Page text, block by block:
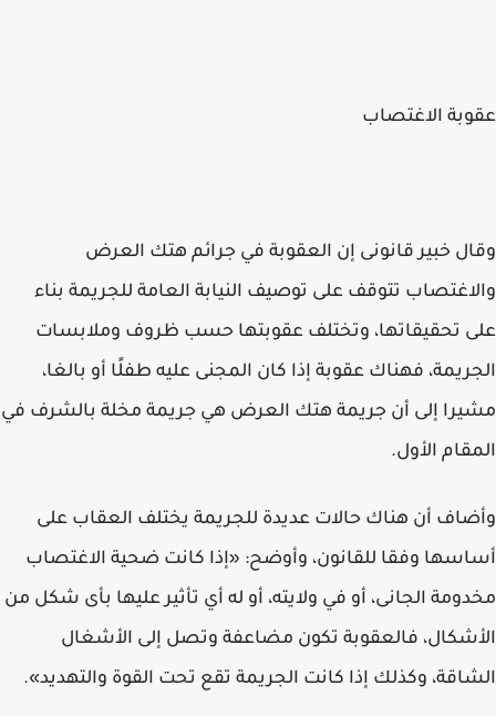
عقوبة الاغتصاب
وقال خبير قانونى إن العقوبة في جرائم هتك العرض
والاغتصاب تتوقف على توصيف النيابة العامة للجريمة بناء
على تحقيقاتها، وتختلف عقوبتها حسب ظروف وملابسات
الجريمة، فهناك عقوبة إذا كان المجنى عليه طفلًا أو بالغا،
مشيرا إلى أن جريمة هتك العرض هي جريمة مخلة بالشرف في
المقام الأول.
وأضاف أن هناك حالات عديدة للجريمة يختلف العقاب على
أساسها وفقا للقانون، وأوضح: «إذا كانت ضحية الاغتصاب
مخدومة الجانى، أو في ولايته، أو له أي تأثير عليها بأى شكل من
الأشكال، فالعقوبة تكون مضاعفة وتصل إلى الأشغال
الشاقة، وكذلك إذا كانت الجريمة تقع تحت القوة والتهديد».